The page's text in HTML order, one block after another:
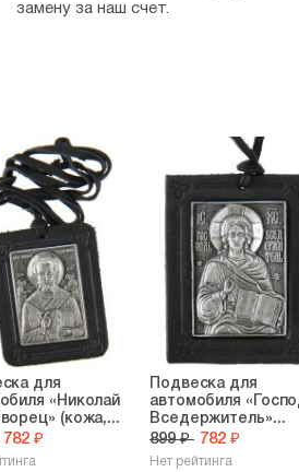
замену за наш счет.
для
«Николай
(кожа,...
782 ₽
Подвеска для
автомобиля
Вседержитель»...
899 ₽ 782 ₽
Нет рейтинга